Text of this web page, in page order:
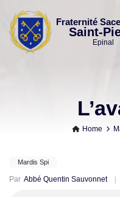
content
Fraternité
Saint-
Epinal
Home
Mardis Spi
Par Abbé Quentin Sauvonnet